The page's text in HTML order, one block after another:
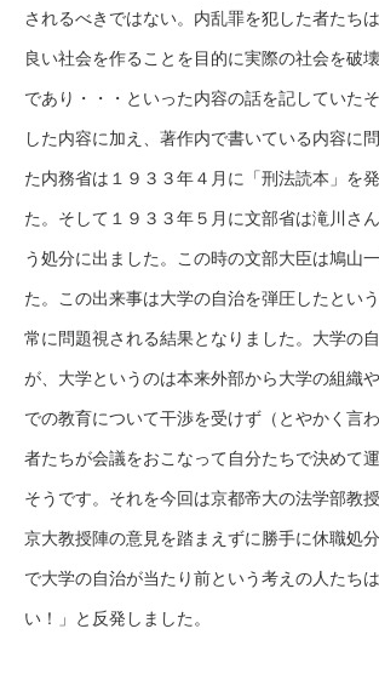
されるべきではない。内乱罪を犯した者たち
良い社会を作ることを目的に実際の社会を破
であり・・・といった内容の話を記していた
した内容に加え、著作内で書いている内容に
た内務省は１９３３年４月に「刑法読本」を
た。そして１９３３年５月に文部省は滝川さ
う処分に出ました。この時の文部大臣は鳩山
た。この出来事は大学の自治を弾圧したとい
常に問題視される結果となりました。大学の
が、大学というのは本来外部から大学の組織
での教育について干渉を受けず（とやかく言
者たちが会議をおこなって自分たちで決めて
そうです。それを今回は京都帝大の法学部教
京大教授陣の意見を踏まえずに勝手に休職処
で大学の自治が当たり前という考えの人たち
い！」と反発しました。